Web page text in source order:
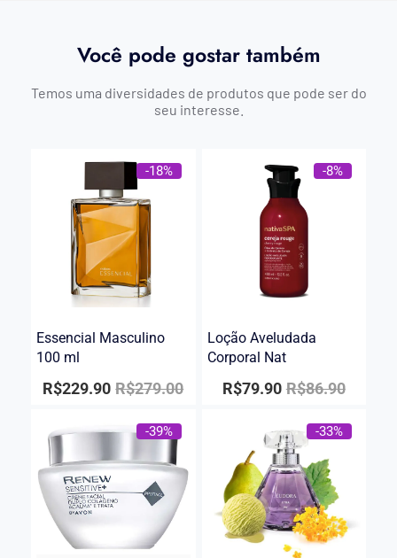
Você pode gostar também
Temos uma diversidades de produtos que pode ser do
seu interesse.
-18%
Essencial Masculino
100 ml
R$279.00
R$229.90
-8%
Loção Aveludada
Corporal Nat
R$86.90
R$79.90
-39% -33%